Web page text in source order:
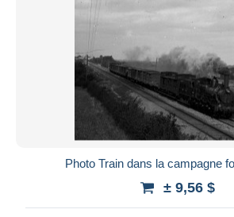
Photo Train dans la campagne
± 9,56 $